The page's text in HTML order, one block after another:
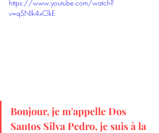
https://www.youtube.com/watch?
v=qSNIk4xClkE
Bonjour, je m'appelle Dos
Santos Silva Pedro, je suis à la